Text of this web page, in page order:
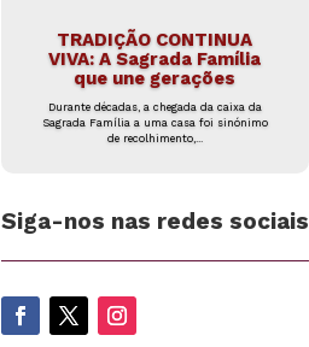
TRADIÇÃO CONTINUA
VIVA: A Sagrada Família
que une gerações
Durante décadas, a chegada da caixa da
Sagrada Família a uma casa foi sinónimo
de recolhimento,...
Siga-nos nas redes sociais